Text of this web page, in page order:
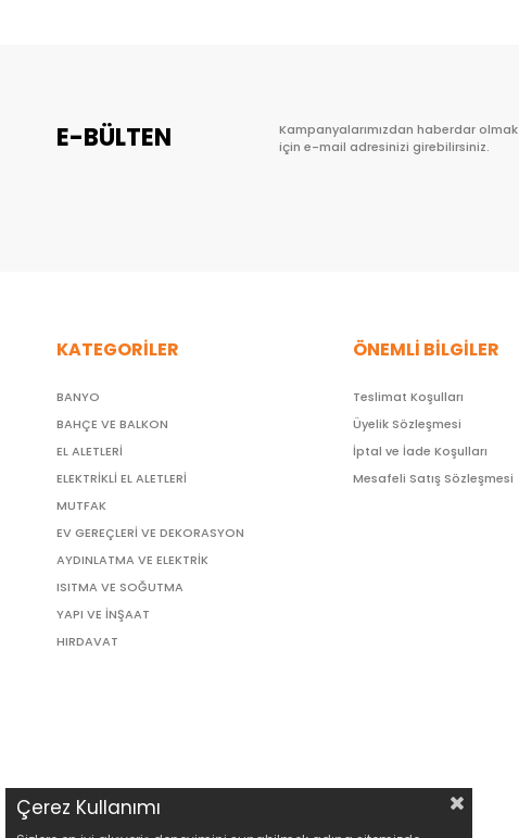
E-BÜLTEN
Kampanyalarımızdan haberdar olmak
için e-mail adresinizi girebilirsiniz.
KATEGORİLER
BANYO
BAHÇE VE BALKON
EL ALETLERİ
ELEKTRİKLİ EL ALETLERİ
MUTFAK
EV GEREÇLERİ VE DEKORASYON
AYDINLATMA VE ELEKTRİK
ISITMA VE SOĞUTMA
YAPI VE İNŞAAT
HIRDAVAT
ÖNEMLİ BİLGİLER
Teslimat Koşulları
Üyelik Sözleşmesi
İptal ve İade Koşulları
Mesafeli Satış Sözleşmesi
Çerez Kullanımı